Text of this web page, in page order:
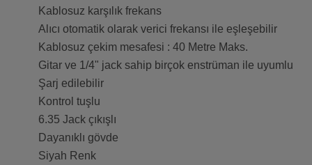
Kablosuz karşılık frekans
Alıcı otomatik olarak verici frekansı ile eşleşebilir
Kablosuz çekim mesafesi : 40 Metre Maks.
Gitar ve 1/4" jack sahip birçok enstrüman ile uyumlu
Şarj edilebilir
Kontrol tuşlu
6.35 Jack çıkışlı
Dayanıklı gövde
Siyah Renk